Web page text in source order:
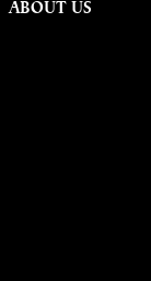
ABOUT US